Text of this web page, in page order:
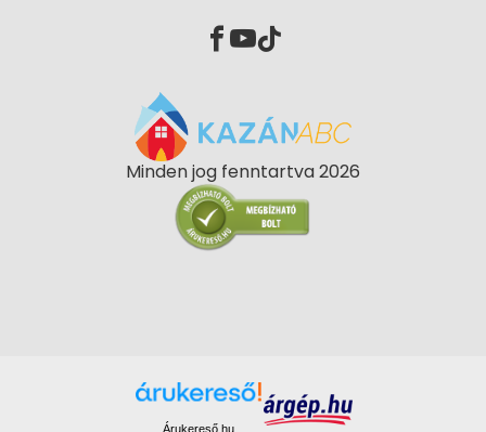
Minden jog fenntartva 2026
Árukereső.hu